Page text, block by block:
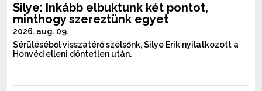
Silye: Inkább elbuktunk két pontot,
minthogy szereztünk egyet
2026. aug. 09.
Sérüléséből visszatérő szélsőnk, Silye Erik nyilatkozott a
Honvéd elleni döntetlen után.